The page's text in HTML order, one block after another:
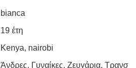
bianca
19 έτη
Kenya, nairobi
Άνδρες, Γυναίκες, Zευγάρια, Τρανσ